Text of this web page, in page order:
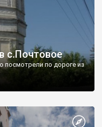
с.Почтовое
по дороге из